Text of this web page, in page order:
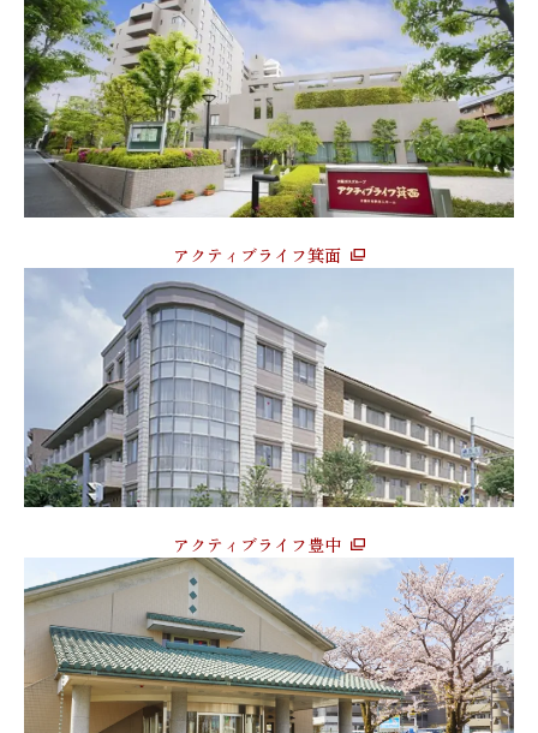
アクティブライフ箕面
アクティブライフ豊中